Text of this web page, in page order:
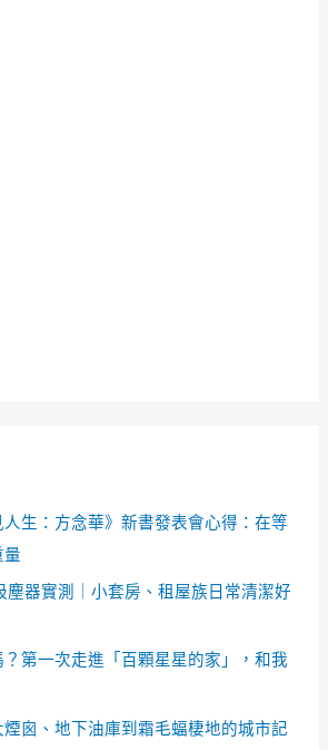
人生：方念華》新書發表會心得：在等
量
塵器實測｜小套房、租屋族日常清潔好
第一次走進「百顆星星的家」，和我
囪、地下油庫到霜毛蝠棲地的城市記